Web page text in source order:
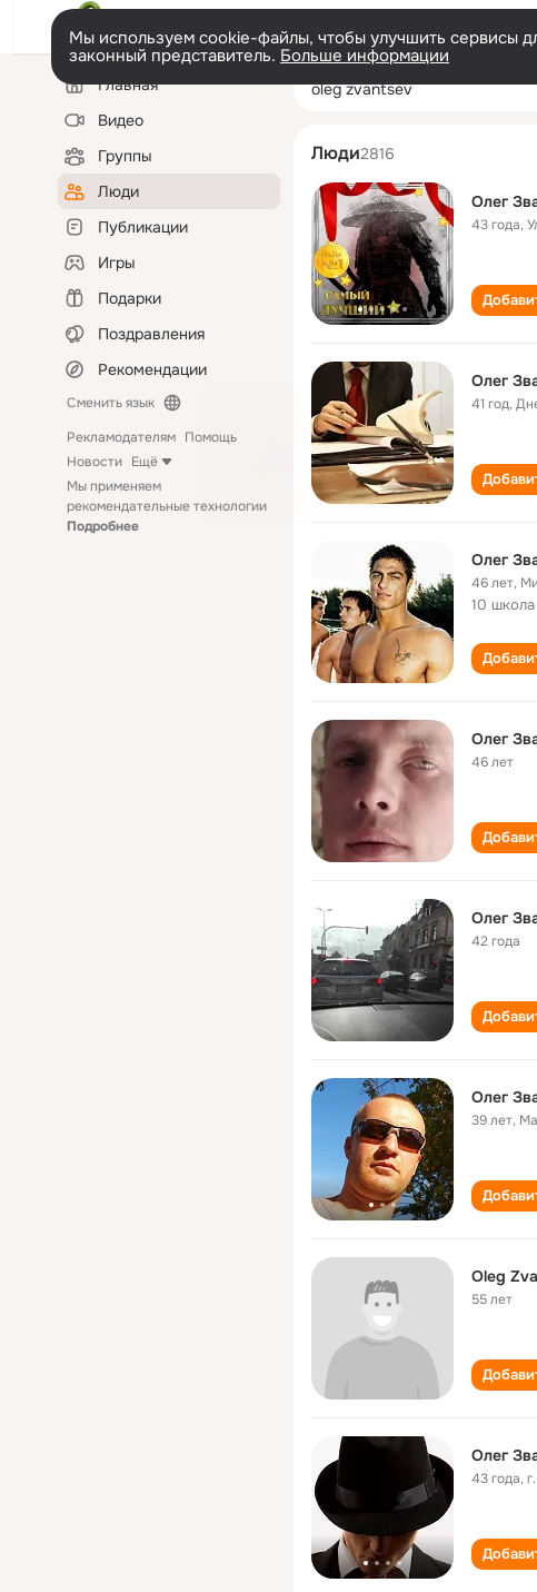
Мы используем cookie-файлы, чтобы улучшить сервисы
законный представитель. Больше информации
Левая
колонкаГлавная
Видео
Группы
Люди
Публикации
Игры
Подарки
Поздравления
Рекомендации
Сменить язык
Рекламодателям Помощь
Новости Ещё
Мы применяем
рекомендательные технологии
Подробнее
oleg zvantsev
Люди2816
Олег
43 года,
Олег
41 год,
Олег
46 лет,
10 школа
Олег
46 лет
Олег
42 года
Олег
39 лет,
Oleg
55 лет
Олег
43 года,